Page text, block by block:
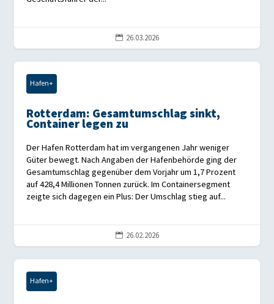
 26.03.2026
Hafen+
Rotterdam: Gesamtumschlag sinkt,
Container legen zu
Der Hafen Rotterdam hat im vergangenen Jahr weniger
Güter bewegt. Nach Angaben der Hafenbehörde ging der
Gesamtumschlag gegenüber dem Vorjahr um 1,7 Prozent
auf 428,4 Millionen Tonnen zurück. Im Containersegment
zeigte sich dagegen ein Plus: Der Umschlag stieg auf...
 26.02.2026
Hafen+